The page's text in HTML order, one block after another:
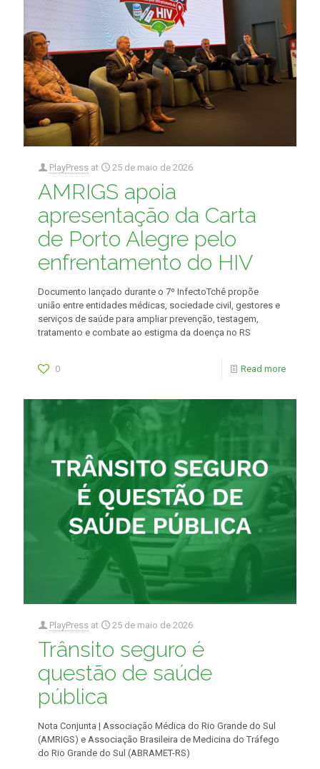
PlayPress at 25 de maio de 2026
AMRIGS apoia
apresentação da Carta
de Porto Alegre pelo
enfrentamento do HIV
Documento lançado durante o 7º InfectoTchê propõe
união entre entidades médicas, sociedade civil, gestores e
serviços de saúde para ampliar prevenção, testagem,
tratamento e combate ao estigma da doença no RS
0 Read more
PlayPress at 25 de maio de 2026
Trânsito seguro é
questão de saúde
pública
Nota Conjunta | Associação Médica do Rio Grande do Sul
(AMRIGS) e Associação Brasileira de Medicina do Tráfego
do Rio Grande do Sul (ABRAMET-RS)